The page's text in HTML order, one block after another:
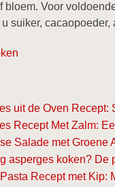
bloem. Voor
suiker,
uit de Oven Recept:
Recept Met Zalm:
Salade met Groene
asperges koken? De
Recept met Kip: